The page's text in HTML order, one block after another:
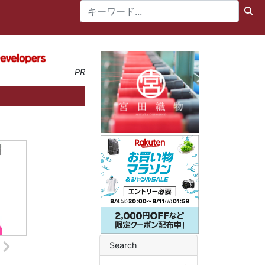
PR
Search